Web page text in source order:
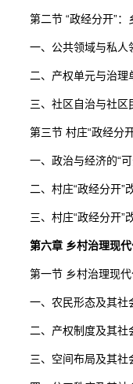
第二节 “政经分开”
一、公共领域与私人
二、产权单元与治理
三、社区自治与社区
第三节 村庄“政经分
一、政治与经济的“
二、村庄“政经分开”
三、村庄“政经分开”
第六章 乡村治理现
第一节 乡村治理现
一、农民形态及其社
二、产权制度及其社
三、空间布局及其社